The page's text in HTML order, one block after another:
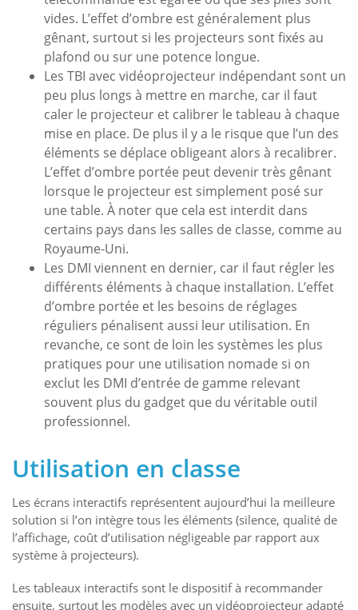
vides. L’effet d’ombre est généralement plus
gênant, surtout si les projecteurs sont fixés au
plafond ou sur une potence longue.
Les TBI avec vidéoprojecteur indépendant sont un
peu plus longs à mettre en marche, car il faut
caler le projecteur et calibrer le tableau à chaque
mise en place. De plus il y a le risque que l’un des
éléments se déplace obligeant alors à recalibrer.
L’effet d’ombre portée peut devenir très gênant
lorsque le projecteur est simplement posé sur
une table. À noter que cela est interdit dans
certains pays dans les salles de classe, comme au
Royaume-Uni.
Les DMI viennent en dernier, car il faut régler les
différents éléments à chaque installation. L’effet
d’ombre portée et les besoins de réglages
réguliers pénalisent aussi leur utilisation. En
revanche, ce sont de loin les systèmes les plus
pratiques pour une utilisation nomade si on
exclut les DMI d’entrée de gamme relevant
souvent plus du gadget que du véritable outil
professionnel.
Utilisation en classe
Les écrans interactifs représentent aujourd’hui la meilleure
solution si l’on intègre tous les éléments (silence, qualité de
l’affichage, coût d’utilisation négligeable par rapport aux
système à projecteurs).
Les tableaux interactifs sont le dispositif à recommander
ensuite, surtout les modèles avec un vidéoprojecteur adapté